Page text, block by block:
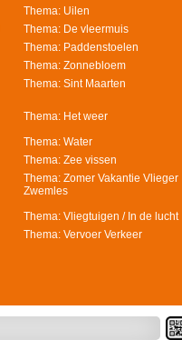
Thema: Uilen
Thema: De vleermuis
Thema: Paddenstoelen
Thema: Zonnebloem
Thema: Sint Maarten
Thema: Het weer
Thema: Water
Thema: Zee vissen
Thema: Zomer Vakantie Vlieger
Zwemles
Thema: Vliegtuigen / In de lucht
Thema: Vervoer Verkeer